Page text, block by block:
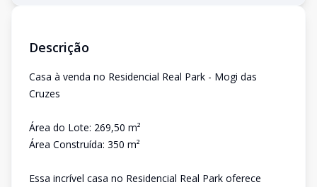
Descrição
Casa à venda no Residencial Real Park - Mogi das
Cruzes
Área do Lote: 269,50 m²
Área Construída: 350 m²
Essa incrível casa no Residencial Real Park oferece